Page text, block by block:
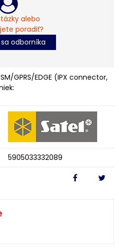
alebo
poradiť?
odborníka
GPRS/EDGE (IPX connector,
5905033332089